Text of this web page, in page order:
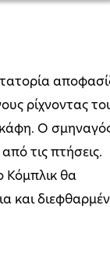
ρίχνοντας
Ο
τις πτήσεις.
Κόμπλικ θα
και